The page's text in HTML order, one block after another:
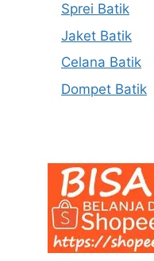
Sprei Batik
Jaket Batik
Celana Batik
Dompet Batik